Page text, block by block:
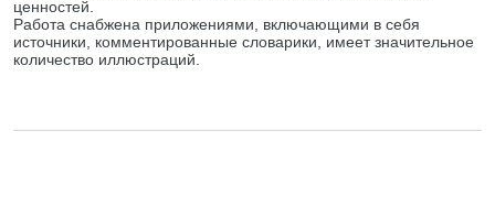
ценностей.
Работа снабжена приложениями, включающими в себя
источники, комментированные словарики, имеет значительное
количество иллюстраций.